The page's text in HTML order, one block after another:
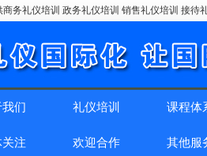
务礼仪培训 政务礼仪培训 销售礼仪培训 接
我们 礼仪培训 课程体
注 欢迎合作 其他服